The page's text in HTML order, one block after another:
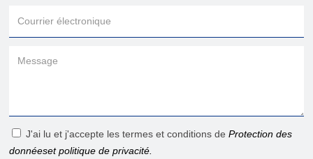
J'ai lu et j'accepte les termes et conditions deProtection des
donnéeset politique de privacité.